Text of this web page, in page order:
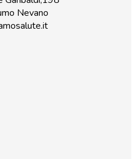
Nevano